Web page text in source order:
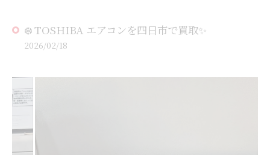
❄️ TOSHIBA エアコンを四日市で買取✨
2026/02/18